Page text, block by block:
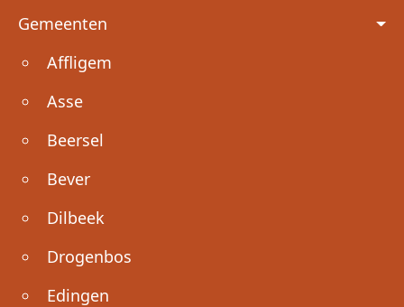
Voet
Gemeenten
Affligem
Asse
Beersel
Bever
Dilbeek
Drogenbos
Edingen